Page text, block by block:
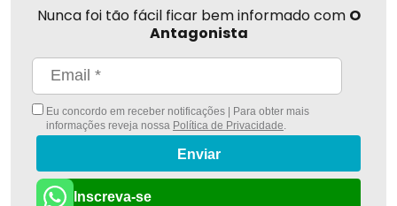
Nunca foi tão fácil ficar bem informado com O
Antagonista
Eu concordo em receber notificações | Para obter mais
informações reveja nossa Política de Privacidade
Enviar
Inscreva-se